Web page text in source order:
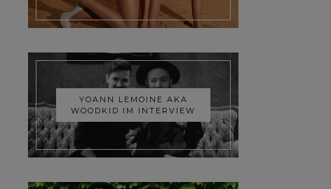
YOANN LEMOINE AKA
WOODKID IM INTERVIEW